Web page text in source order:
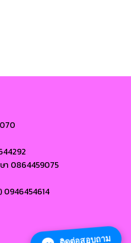
า 0864459075
0946454614